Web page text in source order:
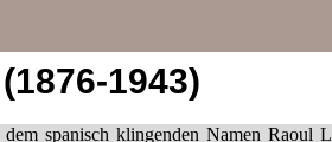
1943)
spanisch klingenden Namen Raoul